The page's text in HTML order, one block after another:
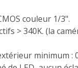
couleur 1/3".
> 340K. (la
minimum :